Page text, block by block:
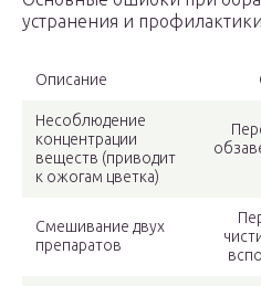
устранения и
Описание
Несоблюдение
концентрации
веществ (приводит
к ожогам цветка)
Смешивание двух
препаратов